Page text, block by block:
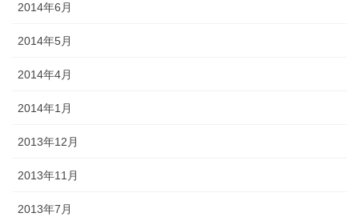
2014年6月
2014年5月
2014年4月
2014年1月
2013年12月
2013年11月
2013年7月